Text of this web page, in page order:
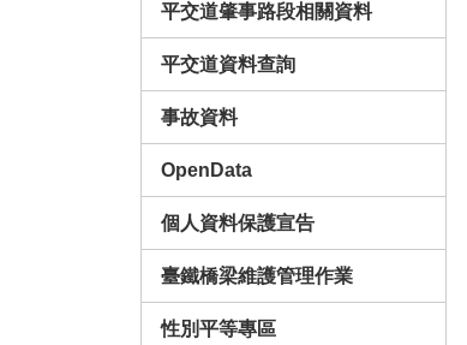
平交道肇事路段相關資料
平交道資料查詢
事故資料
OpenData
個人資料保護宣告
臺鐵橋梁維護管理作業
性別平等專區